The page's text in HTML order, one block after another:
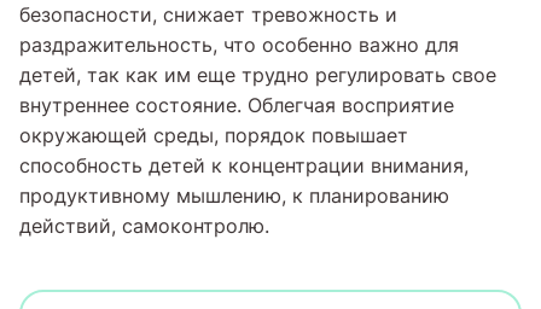
безопасности, снижает тревожность и
раздражительность, что особенно важно для
детей, так как им еще трудно регулировать свое
внутреннее состояние. Облегчая восприятие
окружающей среды, порядок повышает
способность детей к концентрации внимания,
продуктивному мышлению, к планированию
действий, самоконтролю.